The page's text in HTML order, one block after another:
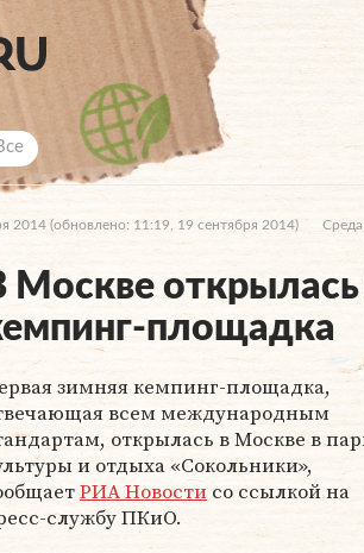
2014 (обновлено: 11:19, 19 сентября 2014)
Москве открылась
площадка
зимняя кемпинг-площадка,
всем международным
открылась в Москве в
и отдыха «Сокольники»,
РИА Новости со ссылкой на
службу ПКиО.